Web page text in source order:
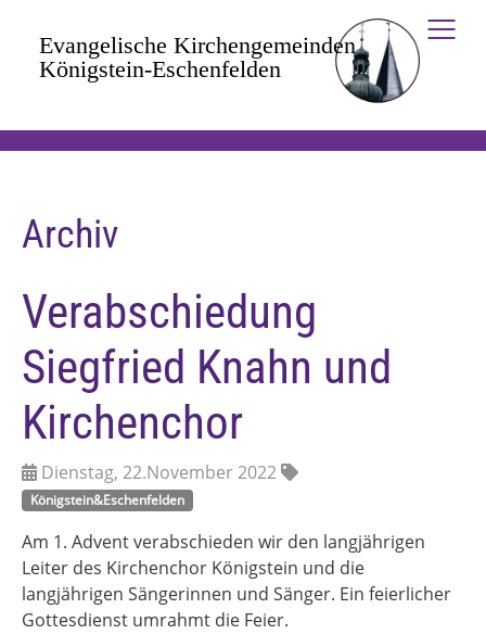
Archiv
Verabschiedung
Siegfried Knahn und
Kirchenchor
Dienstag, 22.November 2022
Königstein&Eschenfelden
Am 1. Advent verabschieden wir den langjährigen
Leiter des Kirchenchor Königstein und die
langjährigen Sängerinnen und Sänger. Ein feierlicher
Gottesdienst umrahmt die Feier.